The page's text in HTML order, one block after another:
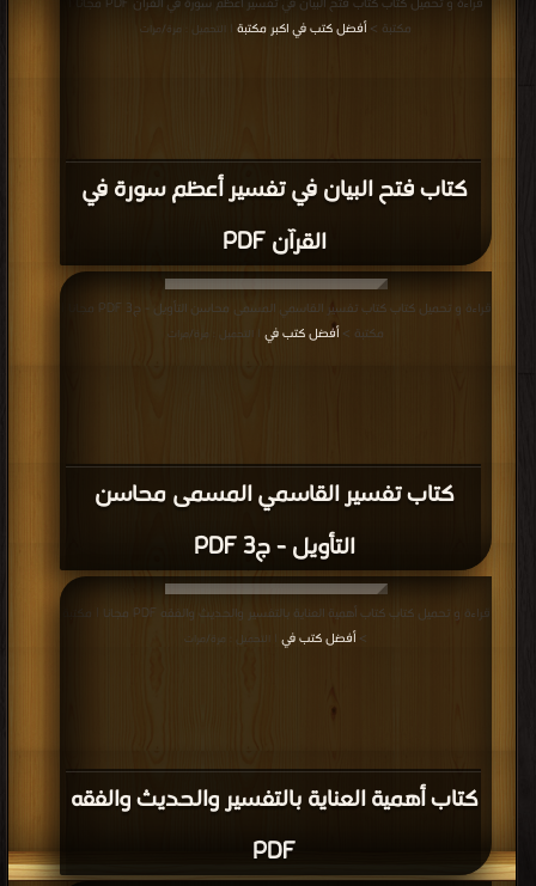
كتاب فتح البيان في تفسير أعظم سورة في
القرآن PDF
مكتبة >أفضل كتب في اكبر مكتبة | التحميل : مرة/مرات
كتاب تفسير القاسمي المسمى محاسن
التأويل - ج3 PDF
قراءة و تحميل كتاب كتاب تفسير القاسمي المسمى محاسن التأويل - ج3 PDF مجانا |
مكتبة >أفضل كتب في | التحميل : مرة/مرات
كتاب أهمية العناية بالتفسير والحديث والفقه
PDF
قراءة و تحميل كتاب كتاب أهمية العناية بالتفسير والحديث والفقه PDF مجانا | مكتبة
>أفضل كتب في | التحميل : مرة/مرات